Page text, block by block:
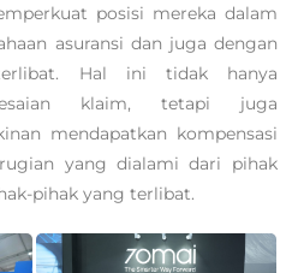
posisi mereka dalam
asuransi dan juga dengan
Hal ini tidak hanya
klaim, tetapi juga
mendapatkan kompensasi
yang dialami dari pihak
pihak yang terlibat.